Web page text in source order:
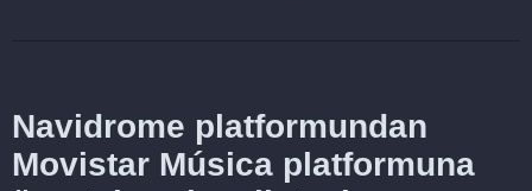
Navidrome platformundan
Movistar Música platformuna